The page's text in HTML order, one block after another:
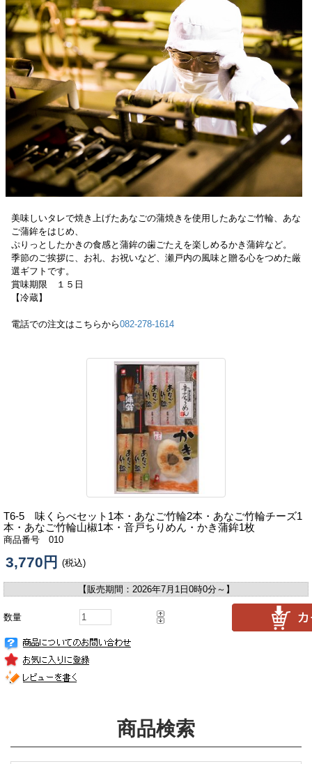
美味しいタレで焼き上げたあなごの蒲焼きを使用したあなご竹輪、あな
ご蒲鉾をはじめ、
ぷりっとしたかきの食感と蒲鉾の歯ごたえを楽しめるかき蒲鉾など。
季節のご挨拶に、お礼、お祝いなど、瀬戸内の風味と贈る心をつめた厳
選ギフトです。
賞味期限 １５日
【冷蔵】
電話での注文はこちらから082-278-1614
T6-5 味くらべセット1本・あなご竹輪2本・あなご竹輪チーズ1
本・あなご竹輪山椒1本・音戸ちりめん・かき蒲鉾1枚
商品番号 010
3,770円 (税込)
【販売期間： 2026年7月1日0時0分～】
数量
商品検索